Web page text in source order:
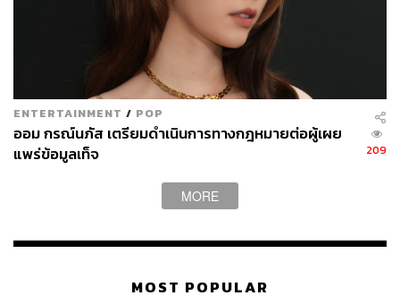
ENTERTAINMENT / POP
ออม กรณ์นภัส เตรียมดำเนินการทางกฎหมายต่อผู้เผย
แพร่ข้อมูลเท็จ
209
MORE
MOST POPULAR